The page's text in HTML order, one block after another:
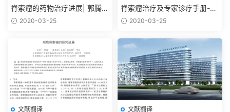
脊索瘤的药物治疗进展| 郭腾显
李欢 吴震2017
2020-03-25
脊索瘤治疗及专家诊疗手册-脊
索瘤基金会
2020-03-25
文献翻译 文献翻译